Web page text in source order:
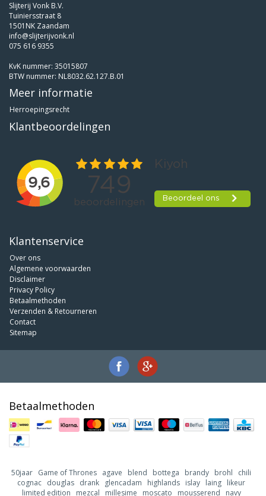
Slijterij Vonk B.V.
Tuiniersstraat 8
1501NK Zaandam
info@slijterijvonk.nl
075 616 9355
KvK nummer: 35015807
BTW nummer: NL8032.62.127.B.01
Meer informatie
Herroepingsrecht
Klantbeoordelingen
Klantenservice
Over ons
Algemene voorwaarden
Disclaimer
Privacy Policy
Betaalmethoden
Verzenden & Retourneren
Contact
Sitemap
Betaalmethoden
50jaar Game of Thrones agave blend bottega brandy brohl
chili
cognac douglas drank glencadam highlands islay laing likeur
limited edition
mezcal millesime moscato mousserend navy